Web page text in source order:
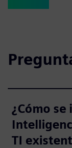
¿Cómo
TI